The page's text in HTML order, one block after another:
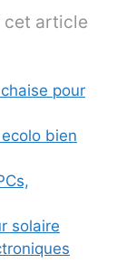
cet article
pour
bien
solaire